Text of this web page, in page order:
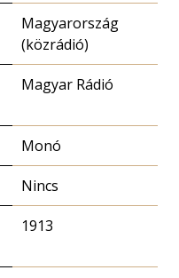
Magyarország
(közrádió)
Magyar Rádió
Monó
Nincs
1913